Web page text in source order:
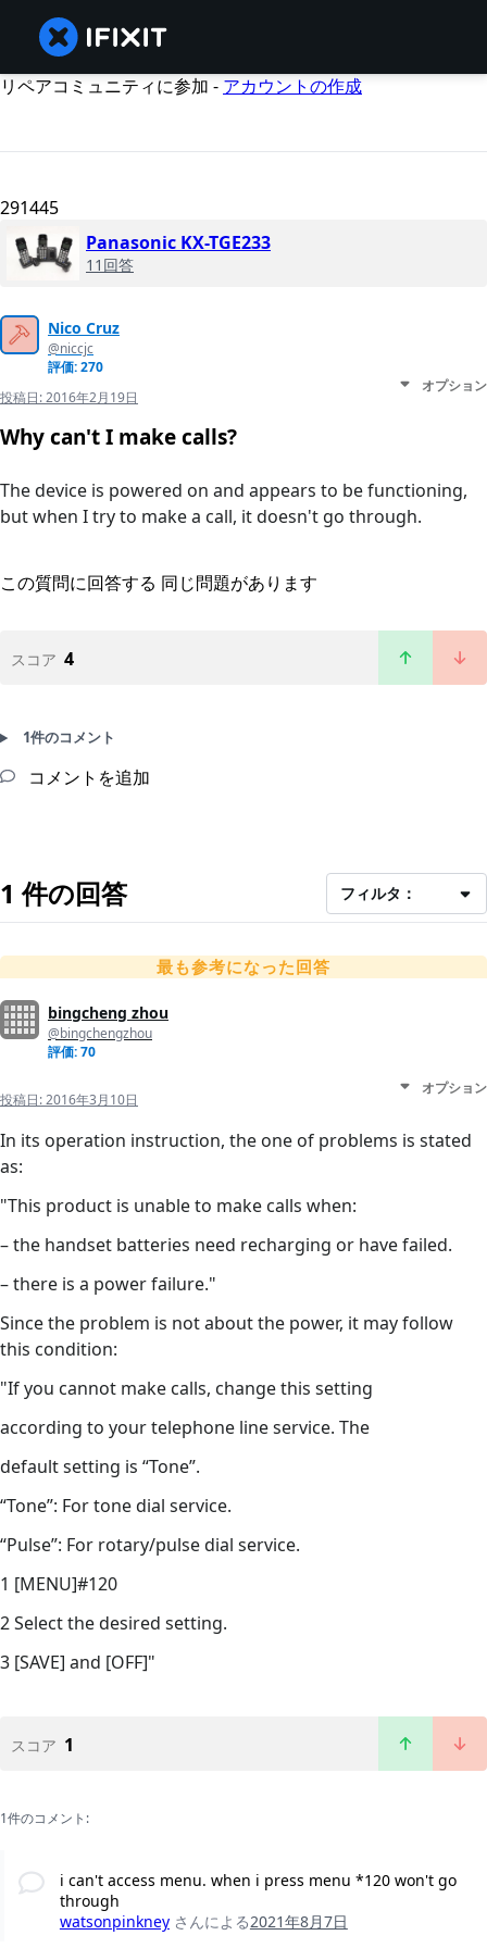
リペアコミュニティに参加 - アカウントの作成
291445
Panasonic KX-TGE233
11回答
Nico Cruz
@niccjc
評価: 270
投稿日:2016年2月19日
オプション
Why can't I make calls?
The device is powered on and appears to be functioning,
but when I try to make a call, it doesn't go through.
この質問に回答する 同じ問題があります
スコア 4
1件のコメント
コメントを追加
1 件の回答 フィルタ：
最も参考になった回答
bingcheng zhou
@bingchengzhou
評価: 70
投稿日:2016年3月10日
オプション
In its operation instruction, the one of problems is stated
as:
"This product is unable to make calls when:
– the handset batteries need recharging or have failed.
– there is a power failure."
Since the problem is not about the power, it may follow
this condition:
"If you cannot make calls, change this setting
according to your telephone line service. The
default setting is “Tone”.
“Tone”: For tone dial service.
“Pulse”: For rotary/pulse dial service.
1 [MENU]#120
2 Select the desired setting.
3 [SAVE] and [OFF]"
スコア 1
1件のコメント:
i can't access menu. when i press menu *120 won't go
through
watsonpinkney さんによる2021年8月7日